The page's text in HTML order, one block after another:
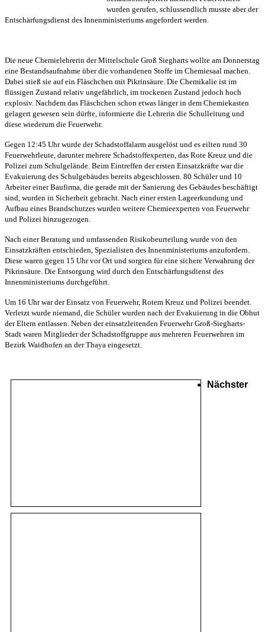
wurden gerufen, schlussendlich musste aber der
Entschärfungsdienst des Innenministeriums angefordert werden.
Die neue Chemielehrerin der Mittelschule Groß Siegharts wollte am Donnerstag
eine Bestandsaufnahme über die vorhandenen Stoffe im Chemiesaal machen.
Dabei stieß sie auf ein Fläschchen mit Pikrinsäure. Die Chemikalie ist im
flüssigen Zustand relativ ungefährlich, im trockenen Zustand jedoch hoch
explosiv. Nachdem das Fläschchen schon etwas länger in dem Chemiekasten
gelagert gewesen sein dürfte, informierte die Lehrerin die Schulleitung und
diese wiederum die Feuerwehr.
Gegen 12:45 Uhr wurde der Schadstoffalarm ausgelöst und es eilten rund 30
Feuerwehrleute, darunter mehrere Schadstoffexperten, das Rote Kreuz und die
Polizei zum Schulgelände. Beim Eintreffen der ersten Einsatzkräfte war die
Evakuierung des Schulgebäudes bereits abgeschlossen. 80 Schüler und 10
Arbeiter einer Baufirma, die gerade mit der Sanierung des Gebäudes beschäftigt
sind, wurden in Sicherheit gebracht. Nach einer ersten Lageerkundung und
Aufbau eines Brandschutzes wurden weitere Chemieexperten von Feuerwehr
und Polizei hinzugezogen.
Nach einer Beratung und umfassenden Risikobeurteilung wurde von den
Einsatzkräften entschieden, Spezialisten des Innenministeriums anzufordern.
Diese waren gegen 15 Uhr vor Ort und sorgten für eine sichere Verwahrung der
Pikrinsäure. Die Entsorgung wird durch den Entschärfungsdienst des
Innenministeriums durchgeführt.
Um 16 Uhr war der Einsatz von Feuerwehr, Rotem Kreuz und Polizei beendet.
Verletzt wurde niemand, die Schüler wurden nach der Evakuierung in die Obhut
der Eltern entlassen. Neben der einsatzleitenden Feuerwehr Groß-Siegharts-
Stadt waren Mitglieder der Schadstoffgruppe aus mehreren Feuerwehren im
Bezirk Waidhofen an der Thaya eingesetzt.
Nächster